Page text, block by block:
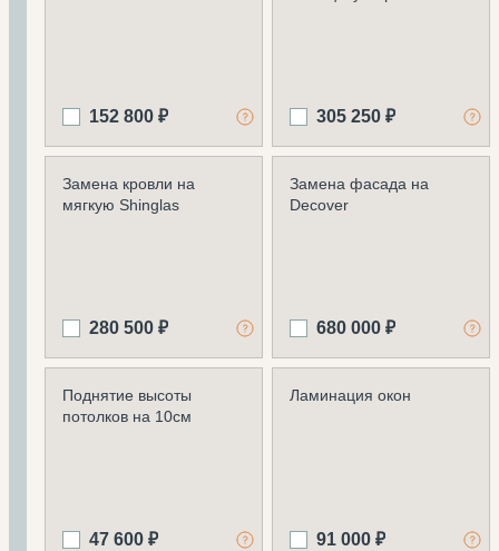
152 800 ₽ 305 250 ₽
Замена кровли на
мягкую Shinglas
280 500 ₽
Замена фасада на
Decover
680 000 ₽
Поднятие высоты
потолков на 10см
47 600 ₽
Ламинация окон
91 000 ₽